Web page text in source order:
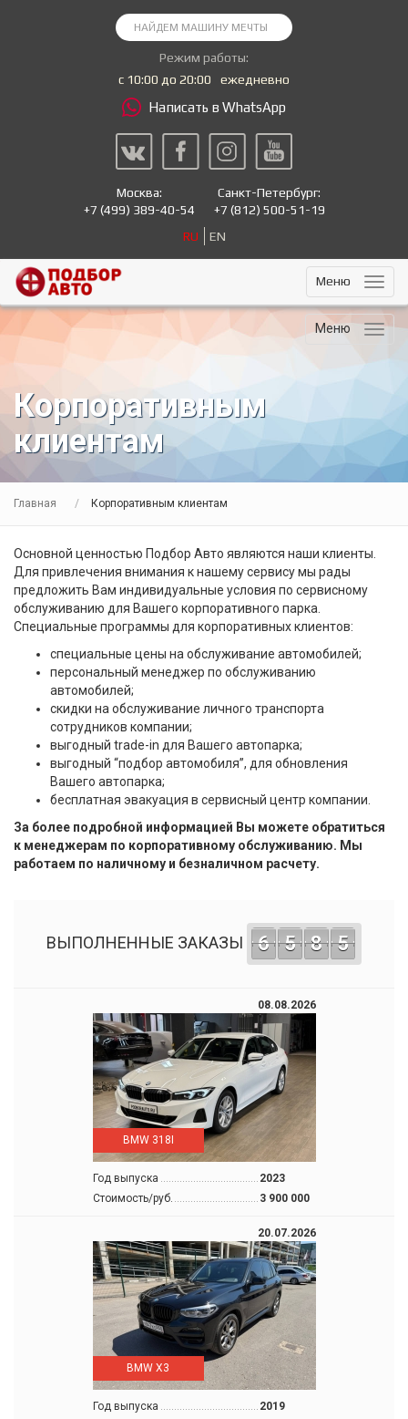
Режим работы:
с 10:00 до 20:00
ежедневно
Написать в WhatsApp
Москва:
+7 (499) 389-40-54
Санкт-Петербург:
+7 (812) 500-51-19
RU
EN
Меню
Меню
Корпоративным
клиентам
Главная Корпоративным клиентам
Основной ценностью Подбор Авто являются наши клиенты.
Для привлечения внимания к нашему сервису мы рады
предложить Вам индивидуальные условия по сервисному
обслуживанию для Вашего корпоративного парка.
Специальные программы для корпоративных клиентов:
специальные цены на обслуживание автомобилей;
персональный менеджер по обслуживанию
автомобилей;
скидки на обслуживание личного транспорта
сотрудников компании;
выгодный trade-in для Вашего автопарка;
выгодный “подбор автомобиля”, для обновления
Вашего автопарка;
бесплатная эвакуация в сервисный центр компании.
За более подробной информацией Вы можете обратиться
к менеджерам по корпоративному обслуживанию. Мы
работаем по наличному и безналичном расчету.
ВЫПОЛНЕННЫЕ ЗАКАЗЫ 6 5 8 5
08.08.2026
BMW 318I
Год выпуска
2023
Стоимость/руб.
3 900 000
20.07.2026
BMW X3
Год выпуска
2019